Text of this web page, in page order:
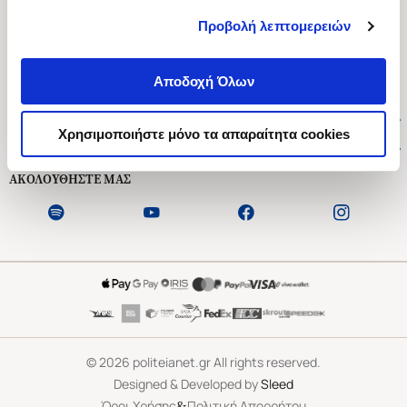
Προβολή λεπτομερειών
Αποδοχή Όλων
Χρησιμοποιήστε μόνο τα απαραίτητα cookies
Ασκληπιού 1-3, Αθήνα 106 79
Δευτέρα - Παρασκευή 09:00-21:00
Εξυπηρέτηση Πελατών
ΑΚΟΛΟΥΘΗΣΤΕ ΜΑΣ
©2026 politeianet.gr All rights reserved.
Designed & Developed bySleed